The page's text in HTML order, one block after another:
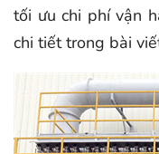
tối ưu chi phí vận
chi tiết trong bài